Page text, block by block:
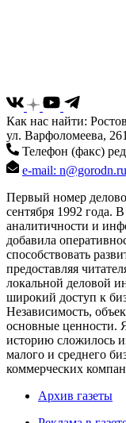
Как нас найти:
ул. Варфоломеева,
Телефон (факс)
e-mail: n@gorodn.ru
Первый номер
сентября 1992 года.
аналитичности и
добавила
способствовать
предоставляя
локальной деловой
широкий доступ к
Независимость,
основные ценности.
историю сложилось
малого и среднего
коммерческих
Архив газеты